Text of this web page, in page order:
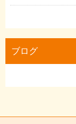
ブログ